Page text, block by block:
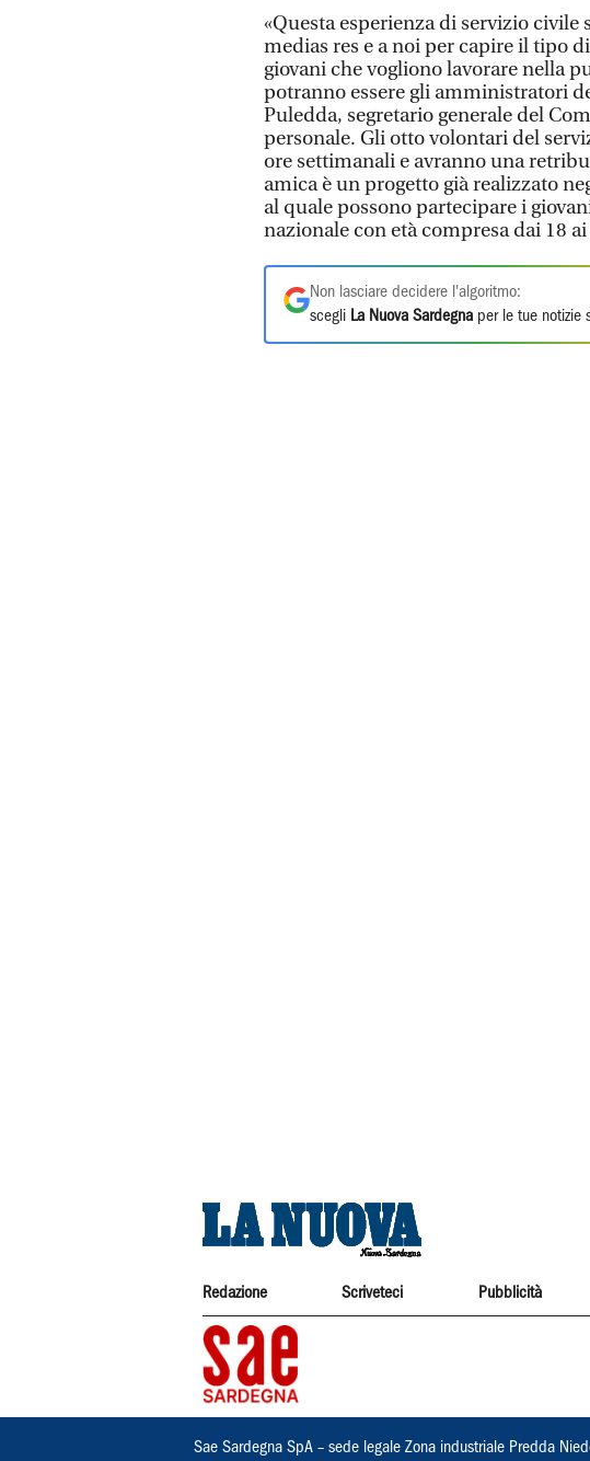
«Questa esperienza di servizio civile
medias res e a noi per capire il tipo
giovani che vogliono lavorare nella
potranno essere gli amministratori
Puledda, segretario generale del
personale. Gli otto volontari del
ore settimanali e avranno una
amica è un progetto già realizzato
al quale possono partecipare i
nazionale con età compresa dai 18
Non lasciare decidere l'algoritmo:
scegli La Nuova Sardegna per le tue notizie
Redazione Scriveteci Pubblicità
Sae Sardegna SpA – sede legale Zona industriale Predda